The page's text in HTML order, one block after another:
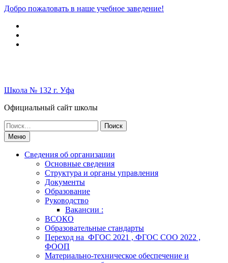
Перейти
содержимому
Добро пожаловать в наше учебное заведение!
Школа № 132 г. Уфа
Официальный сайт школы
Поиск
по:Меню
Сведения об организации
Основные сведения
Структура и органы управления
Документы
Образование
Руководство
Вакансии :
ВСОКО
Образовательные стандарты
Переход на ФГОС 2021 , ФГОС СОО 2022 ,
ФООП
Материально-техническое обеспечение и